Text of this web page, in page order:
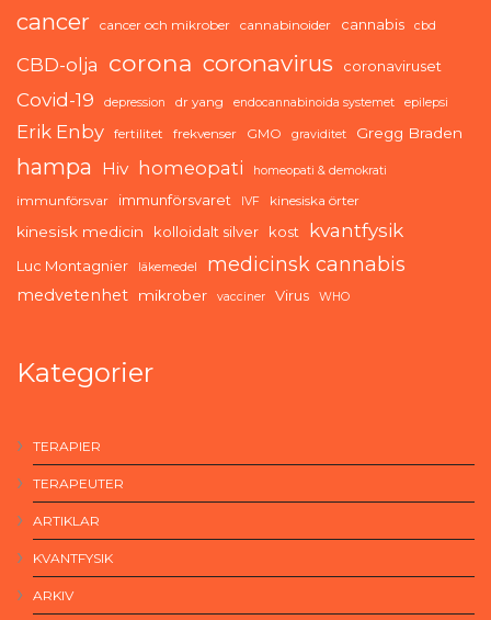
cancer cancer och mikrober cannabinoider cannabis cbd
CBD-olja corona coronavirus coronaviruset
Covid-19 depression dr yang endocannabinoida systemet epilepsi
Erik Enby fertilitet frekvenser GMO graviditet Gregg Braden
hampa Hiv homeopati homeopati & demokrati
immunförsvar immunförsvaret IVF kinesiska örter
kinesisk medicin kolloidalt silver kost kvantfysik
Luc Montagnier läkemedel medicinsk cannabis
medvetenhet mikrober vacciner Virus WHO
Kategorier
TERAPIER
TERAPEUTER
ARTIKLAR
KVANTFYSIK
ARKIV